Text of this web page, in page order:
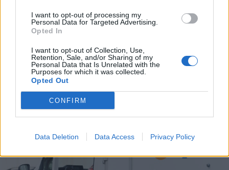
I want to opt-out of processing my
Personal Data for Targeted Advertising.
Opted In
I want to opt-out of Collection, Use,
Retention, Sale, and/or Sharing of my
Personal Data that Is Unrelated with the
Purposes for which it was collected.
Opted Out
CONFIRM
Data Deletion Data Access Privacy Policy
A rovat további cikkei